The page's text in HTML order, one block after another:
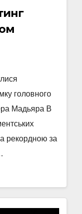
головного
Мадьяра В
рекордною за